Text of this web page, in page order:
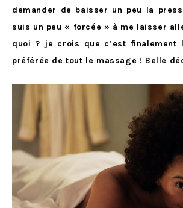
demander de baisser un peu la
suis un peu « forcée » à me laisser
quoi ? je crois que c’est finalement
préférée de tout le massage ! Belle